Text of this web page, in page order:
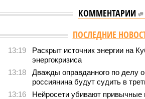
КОММЕНТАРИИ
ПОСЛЕДНИЕ
13:19
Раскрыт источник энергии на
энергокризиса
13:18
Дважды оправданного по делу
россиянина будут судить в
13:16
Нейросети убивают привычные